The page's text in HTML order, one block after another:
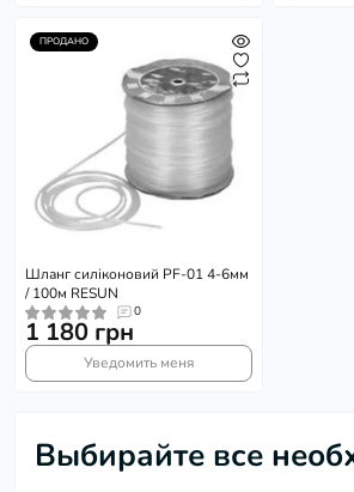
ПРОДАНО
Шланг силіконовий PF-01 4-6мм
/ 100м RESUN
0
1 180 грн
Уведомить меня
Выбирайте все